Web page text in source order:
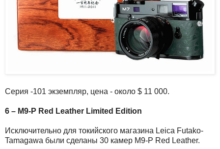
Серия -101 экземпляр, цена - около $ 11 000.
6 – M9-P Red Leather Limited Edition
Исключительно для токийского магазина Leica Futako-
Tamagawa были сделаны 30 камер M9-P Red Leather.